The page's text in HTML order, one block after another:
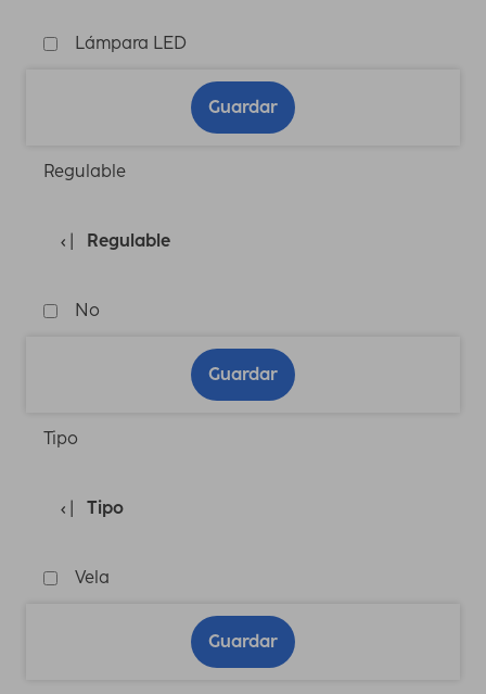
Lámpara LED
Guardar
Regulable
Regulable
No
Guardar
Tipo
Tipo
Vela
Guardar